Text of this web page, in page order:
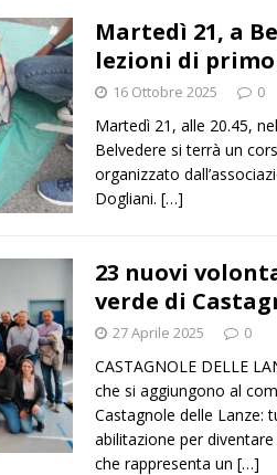
2026 ]
Maltempo a Monticello
sferisterio
PRIMO PIANO
2026 ]
Agosto 2026 ]
Alba: lunedì 10 agosto
PRIMO PIANO
Agosto 2026 ]
Rotary Club Bra: arriva il
Martedì 21, a
lezioni di primo
16 Ottobre 2025 0
Martedì 21, alle 20.45,
Belvedere si terrà un
organizzato
Dogliani. […]
23 nuovi
verde di
27 Aprile 2025 0
CASTAGNOLE DELLE
che si aggiungono al
Castagnole delle Lanze:
abilitazione per
che rappresenta un […]